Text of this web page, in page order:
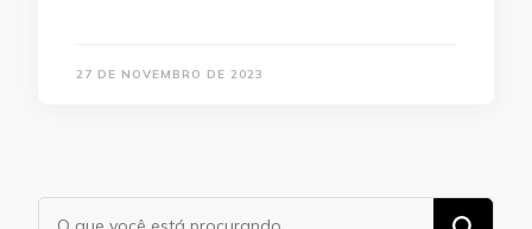
27 DE NOVEMBRO DE 2023
Procurando